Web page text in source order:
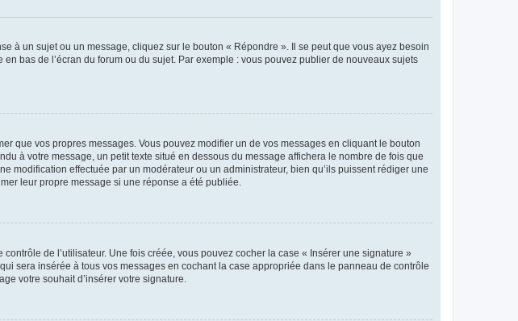
à un sujet ou un message, cliquez sur le bouton « Répondre ». Il se peut que vous ayez besoin
bas de l’écran du forum ou du sujet. Par exemple : vous pouvez publier de nouveaux sujets
que vos propres messages. Vous pouvez modifier un de vos messages en cliquant le bouton
à votre message, un petit texte situé en dessous du message affichera le nombre de fois que
modification effectuée par un modérateur ou un administrateur, bien qu’ils puissent rédiger une
leur propre message si une réponse a été publiée.
de l’utilisateur. Une fois créée, vous pouvez cocher la case « Insérer une signature »
sera insérée à tous vos messages en cochant la case appropriée dans le panneau de contrôle
votre souhait d’insérer votre signature.